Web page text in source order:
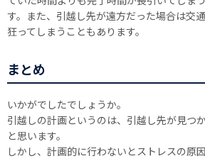
す。また、引越し先が遠方だった場合は交
狂ってしまうこともあります。
まとめ
いかがでしたでしょうか。
引越しの計画というのは、引越し先が見つ
と思います。
しかし、計画的に行わないとストレスの原